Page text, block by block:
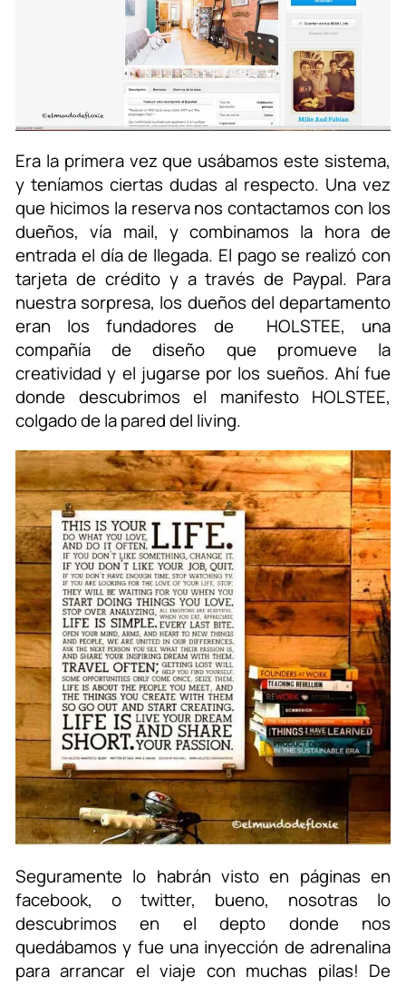
Era la primera vez que usábamos este sistema,
y teníamos ciertas dudas al respecto. Una vez
que hicimos la reserva nos contactamos con los
dueños, vía mail, y combinamos la hora de
entrada el día de llegada. El pago se realizó con
tarjeta de crédito y a través de Paypal. Para
nuestra sorpresa, los dueños del departamento
eran los fundadores de HOLSTEE, una
compañía de diseño que promueve la
creatividad y el jugarse por los sueños. Ahí fue
donde descubrimos el manifesto HOLSTEE,
colgado de la pared del living.
Seguramente lo habrán visto en páginas en
facebook, o twitter, bueno, nosotras lo
descubrimos en el depto donde nos
quedábamos y fue una inyección de adrenalina
para arrancar el viaje con muchas pilas! De